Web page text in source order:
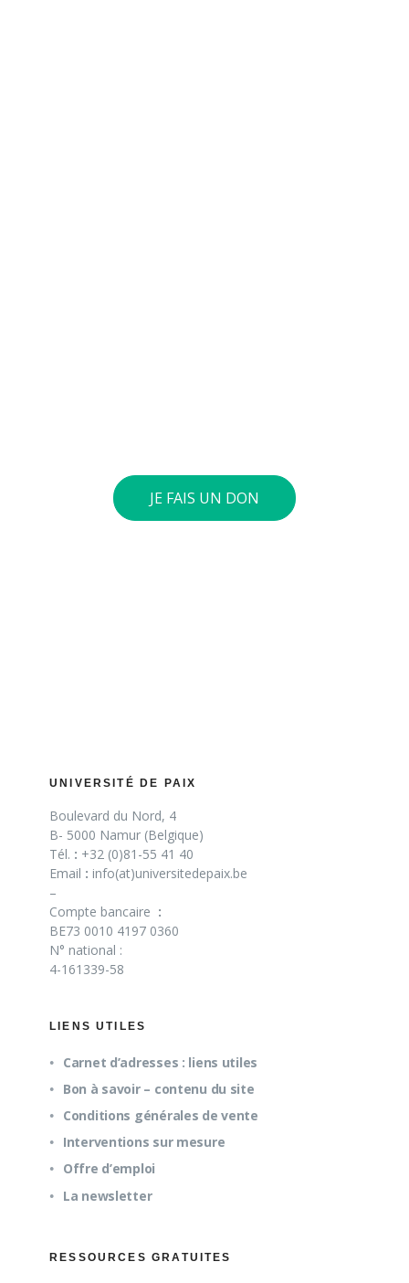
JE FAIS UN DON
UNIVERSITÉ DE PAIX
Boulevard du Nord, 4
B- 5000 Namur (Belgique)
Tél. : +32 (0)81-55 41 40
Email : info(at)universitedepaix.be
–
Compte bancaire :
BE73 0010 4197 0360
N° national :
4-161339-58
LIENS UTILES
Carnet d’adresses : liens utiles
Bon à savoir – contenu du site
Conditions générales de vente
Interventions sur mesure
Offre d’emploi
La newsletter
RESSOURCES GRATUITES